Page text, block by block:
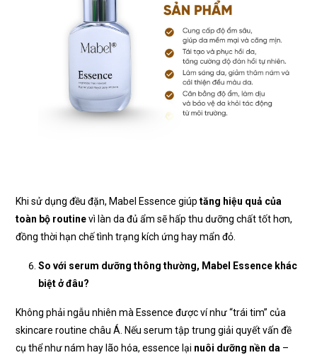
Khi sử dụng đều đặn, Mabel Essence giúptăng hiệu quả của
toàn bộ routinevì làn da đủ ẩm sẽ hấp thu dưỡng chất tốt hơn,
đồng thời hạn chế tình trạng kích ứng hay mẩn đỏ.
So với serum dưỡng thông thường, Mabel Essence khác
biệt ở đâu?
Không phải ngẫu nhiên mà Essence được ví như “trái tim” của
skincare routine châu Á. Nếu serum tập trung giải quyết vấn đề
cụ thể như nám hay lão hóa, essence lại nuôi dưỡng nền da –